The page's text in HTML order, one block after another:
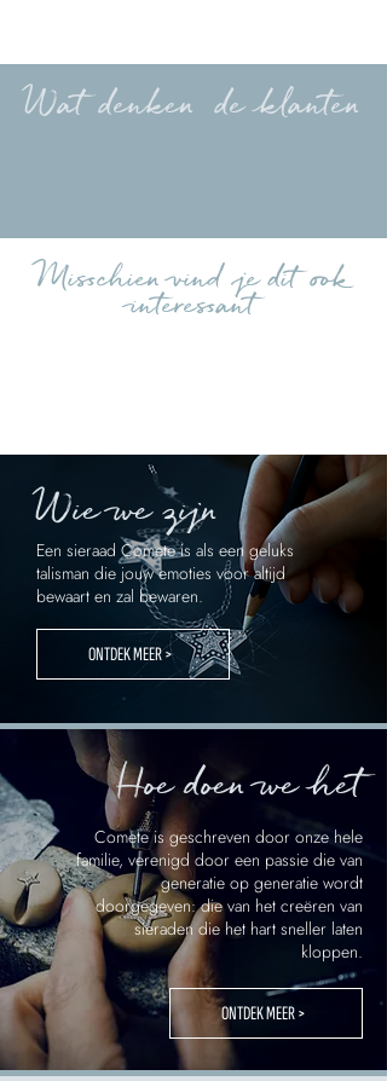
Wat denken de klanten
Misschien vind je dit ook
interessant
Wie we zijn
Een sieraad Comete is als een geluks
talisman die jouw emoties voor altijd
bewaart en zal bewaren.
ONTDEK MEER >
Hoe doen we het
Comete is geschreven door onze hele
familie, verenigd door een passie die van
generatie op generatie wordt
doorgegeven: die van het creëren van
sieraden die het hart sneller laten
kloppen.
ONTDEK MEER >